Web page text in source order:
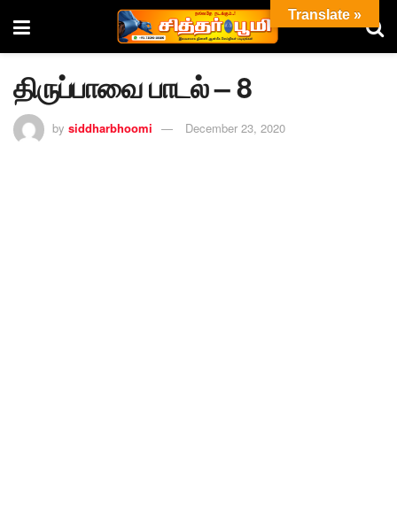
திருப்பாவை பாடல் – 8
by siddharbhoomi December 23, 2020
Translate »